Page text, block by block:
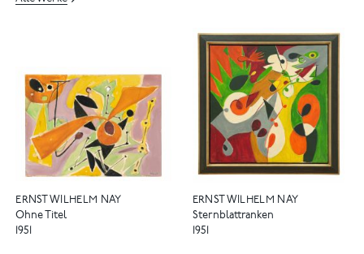
ERNST WILHELM NAY
Ohne Titel
1951
ERNST WILHELM NAY
Sternblattranken
1951